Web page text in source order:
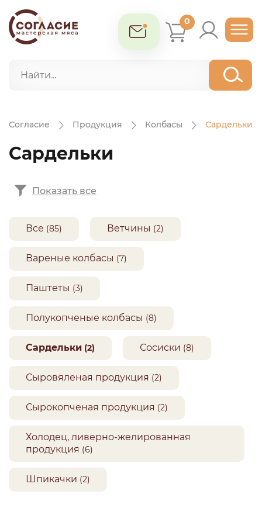
0
Согласие Продукция Колбасы Сардельки
Сардельки
Показать все
Все (85) Ветчины (2)
Вареные колбасы (7)
Паштеты (3)
Полукопченые колбасы (8)
Сардельки (2) Сосиски (8)
Сыровяленая продукция (2)
Сырокопченая продукция (2)
Холодец, ливерно-желированная
продукция (6)
Шпикачки (2)